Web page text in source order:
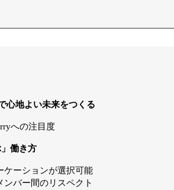
心地よい未来をつくる
への注目度
働き方
ケーションが選択可能
バー間のリスペクト